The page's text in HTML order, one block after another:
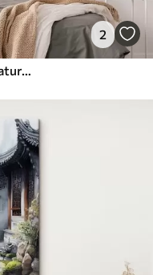
2
Jardín oriental con lago y árboles, naturaleza, estilo acuarela